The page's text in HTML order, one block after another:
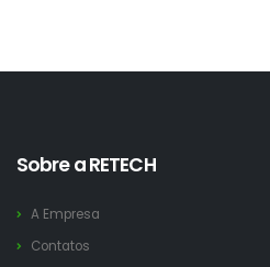
Sobre a RETECH
A Empresa
Contatos